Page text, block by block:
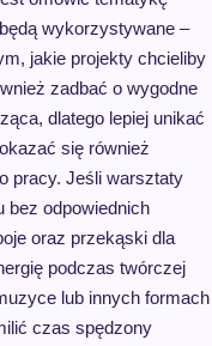
wykorzystywane –
jakie projekty chcieliby
zadbać o wygodne
dlatego lepiej unikać
się również
pracy. Jeśli warsztaty
bez odpowiednich
oraz przekąski dla
podczas twórczej
lub innych formach
czas spędzony